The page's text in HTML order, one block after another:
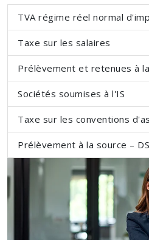
TVA régime réel normal
Taxe sur les salaires
Prélèvement et retenues à
Sociétés soumises à l'IS
Taxe sur les conventions
Prélèvement à la source –